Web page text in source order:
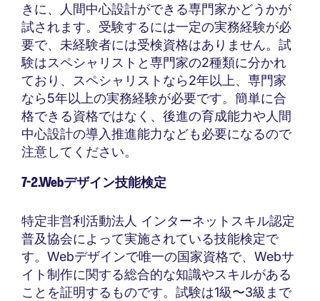
きに、人間中心設計ができる専門家かどうかが
試されます。受験するには一定の実務経験が必
要で、未経験者には受検資格はありません。試
験はスペシャリストと専門家の2種類に分かれ
ており、スペシャリストなら2年以上、専門家
なら5年以上の実務経験が必要です。簡単に合
格できる資格ではなく、後進の育成能力や人間
中心設計の導入推進能力なども必要になるので
注意してください。
7-2.Webデザイン技能検定
特定非営利活動法人 インターネットスキル認定
普及協会によって実施されている技能検定で
す。Webデザインで唯一の国家資格で、Webサ
イト制作に関する総合的な知識やスキルがある
ことを証明するものです。試験は1級〜3級まで